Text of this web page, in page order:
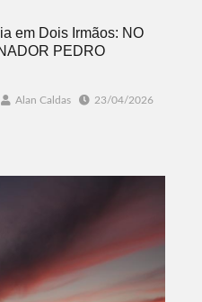
em Dois Irmãos: NO
PEDRO
Alan Caldas 23/04/2026